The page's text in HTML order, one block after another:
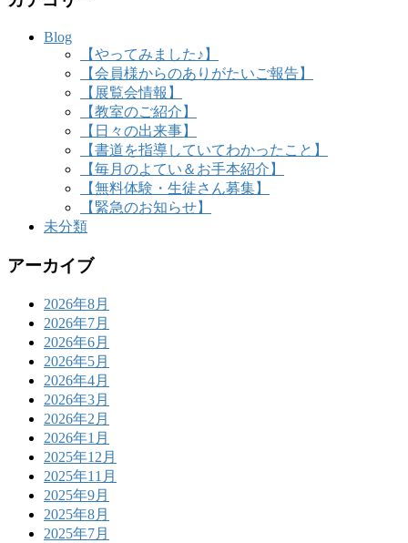
Blog
【やってみました♪】
【会員様からのありがたいご報告】
【展覧会情報】
【教室のご紹介】
【日々の出来事】
【書道を指導していてわかったこと】
【毎月のよてい＆お手本紹介】
【無料体験・生徒さん募集】
【緊急のお知らせ】
未分類
アーカイブ
2026年8月
2026年7月
2026年6月
2026年5月
2026年4月
2026年3月
2026年2月
2026年1月
2025年12月
2025年11月
2025年9月
2025年8月
2025年7月